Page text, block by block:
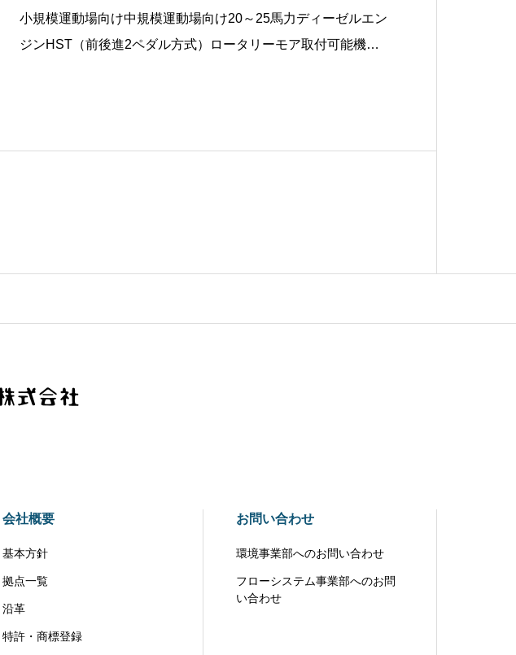
小規模運動場向け中規模運動場向け20～25馬力ディーゼルエン
ジンHST（前後進2ペダル方式）ロータリーモア取付可能機種
会社概要
基本方針
拠点一覧
沿革
特許・商標登録
お問い合わせ
環境事業部へのお問い合わせ
フローシステム事業部へのお問
い合わせ